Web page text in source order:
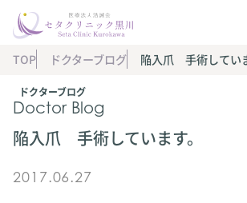
ドクターブログ
Doctor Blog
TOP ドクターブログ 陥入爪 手術してい
陥入爪 手術しています。
2017.06.27